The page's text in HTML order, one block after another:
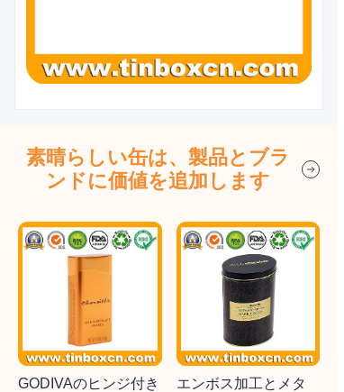
素晴らしい缶は、製品とブラ
ンドに価値を追加します
GODIVAのヒンジ付き
エンボス加工とメタ